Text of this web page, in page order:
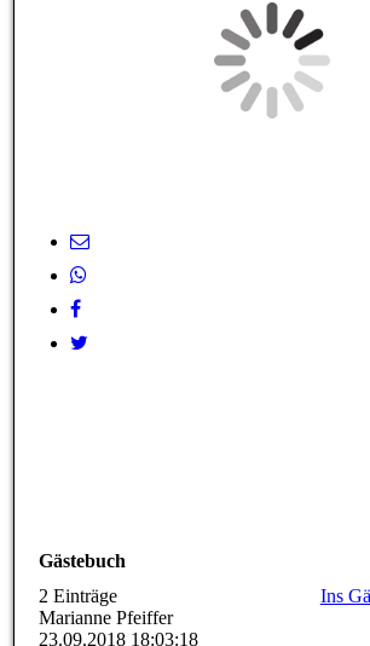
Gästebuch
2 Einträge
Ins
Marianne Pfeiffer
23.09.2018 18:03:18